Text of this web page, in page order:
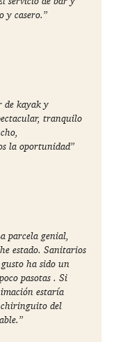
y casero.”
de kayak y
tranquilo
la oportunidad”
parcela genial,
estado. Sanitarios
ha sido un
pasotas . Si
estaría
chiringuito del